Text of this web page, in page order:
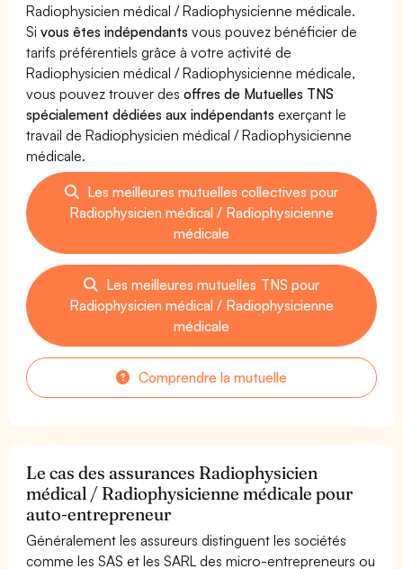
Radiophysicien médical / Radiophysicienne médicale.
Sivous êtes indépendants vous pouvez bénéficier de
tarifs préférentiels grâce à votre activité de
Radiophysicien médical / Radiophysicienne médicale,
vous pouvez trouver desoffres de Mutuelles TNS
spécialement dédiées aux indépendants exerçant le
travail de Radiophysicien médical / Radiophysicienne
médicale.
Les meilleures mutuelles collectives pour
Radiophysicien médical / Radiophysicienne
médicale
Les meilleures mutuelles TNS pour
Radiophysicien médical / Radiophysicienne
médicale
Comprendre la mutuelle
Le cas des assurances Radiophysicien
médical / Radiophysicienne médicale pour
auto-entrepreneur
Généralement les assureurs distinguent les sociétés
comme les SAS et les SARL des micro-entrepreneurs ou